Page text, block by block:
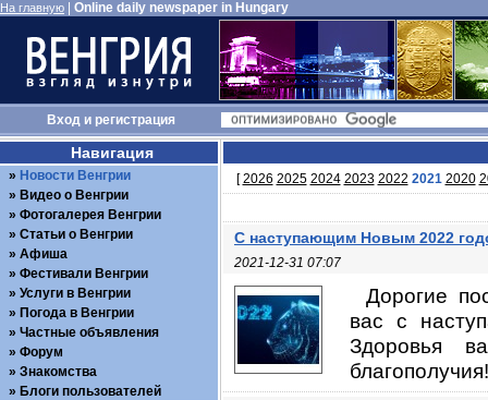
На главную Online daily newspaper in Hungary
Входи регистрация
[2026 2025 2024 2023 2022 2021 2020
С наступающим Новым 2022
2021-12-31 07:07
Дорогие
вас с
Здоровья
Навигация
Новости Венгрии
Видео о Венгрии
Фотогалерея Венгрии
Статьи о Венгрии
Афиша
Фестивали Венгрии
Услуги в Венгрии
Погода в Венгрии
Частные объявления
Форум
Знакомства
Блоги пользователей